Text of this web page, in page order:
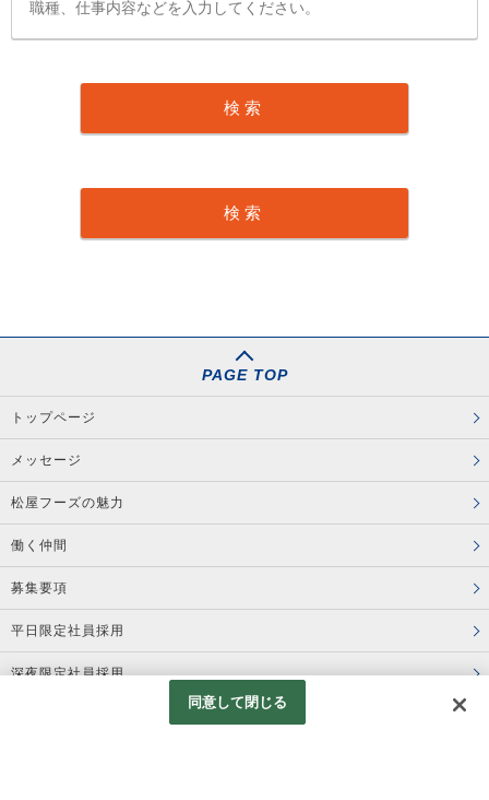
PAGE TOP
トップページ
メッセージ
松屋フーズの魅力
働く仲間
募集要項
平日限定社員採用
深夜限定社員採用
同意して閉じる